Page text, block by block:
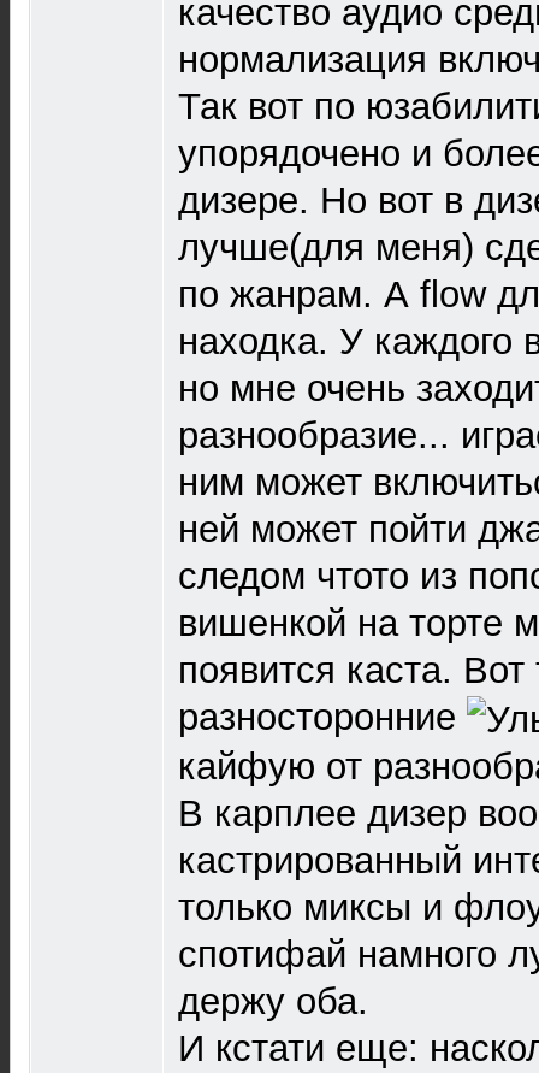
качество аудио
нормализация
Так вот по
упорядочено и
дизере. Но вот в
лучше(для меня)
по жанрам. А flow
находка. У каждого
но мне очень
разнообразие...
ним может
ней может пойти
следом чтото из
вишенкой на торте
появится каста.
разносторонние
кайфую от
В карплее дизер
кастрированный
только миксы и
спотифай намного
держу оба.
И кстати еще: